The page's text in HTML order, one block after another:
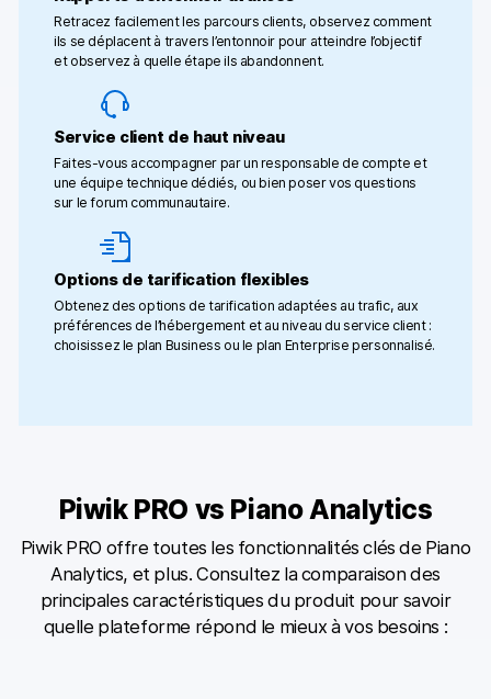
Retracez facilement les parcours clients, observez comment
ils se déplacent à travers l’entonnoir pour atteindre l’objectif
et observez à quelle étape ils abandonnent.
Service client de haut niveau
Faites-vous accompagner par un responsable de compte et
une équipe technique dédiés, ou bien poser vos questions
sur le forum communautaire.
Options de tarification flexibles
Obtenez des options de tarification adaptées au trafic, aux
préférences de l’hébergement et au niveau du service client :
choisissez le plan Business ou le plan Enterprise personnalisé.
Piwik PRO vs Piano Analytics
Piwik PRO offre toutes les fonctionnalités clés de Piano
Analytics, et plus. Consultez la comparaison des
principales caractéristiques du produit pour savoir
quelle plateforme répond le mieux à vos besoins :